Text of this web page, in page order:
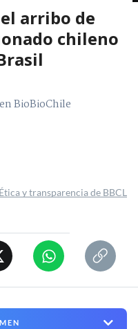
arribo de
chileno
BioBioChile
Ética y transparencia de BBCL